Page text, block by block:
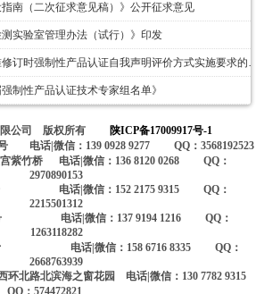
指南（二次征求意见稿）》公开征求意见
测实验室管理办法（试行）》印发
国家认监委发布相关标准修订时强制性产品认证自我
制性产品认证技术专家组名单》
限公司 版权所有
陕ICP备17009917号-1
号 电话|微信：139 0928 9277 QQ：3568192523
宫紫竹桥 电话|微信：136 8120 0268 QQ：
2970890153
号 电话|微信：152 2175 9315 QQ：
2215501312
号 电话|微信：137 9194 1216 QQ：
1263118282
路1号
电话|微信：158 6716 8335 QQ：
2668763939
环北路北滨海之窗花园 电话|微信：130 7782 9315
QQ：574472821